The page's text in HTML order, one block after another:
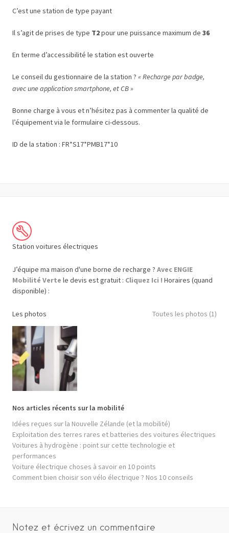
C’est une station de type payant
Il s’agit de prises de type T2pour une puissance maximum de 36
En terme d’accessibilité le station est ouverte
Le conseil du gestionnaire de la station ? « Recharge par badge,
avec une application smartphone, et CB »
Bonne charge à vous et n’hésitez pas à commenter la qualité de
l’équipement via le formulaire ci-dessous.
ID de la station : FR*S17*PMB17*10
Station voitures électriques
J’équipe ma maison d'une borne de recharge ? Avec ENGIE
Mobilité Verte le devis est gratuit : Cliquez Ici ! Horaires (quand
disponible) :
Les photos Toutes les photos (1)
Nos articles récents sur la mobilité
Idées reçues sur la Nouvelle Zélande (et la mobilité)
Exploitation des terres rares et batteries des voitures électriques
Voitures à hydrogène : point sur cette technologie et
performances
Voiture électrique choses à savoir en 10 points
Comment bien choisir son vélo électrique ? Nos 10 conseils
Notez et écrivez un commentaire